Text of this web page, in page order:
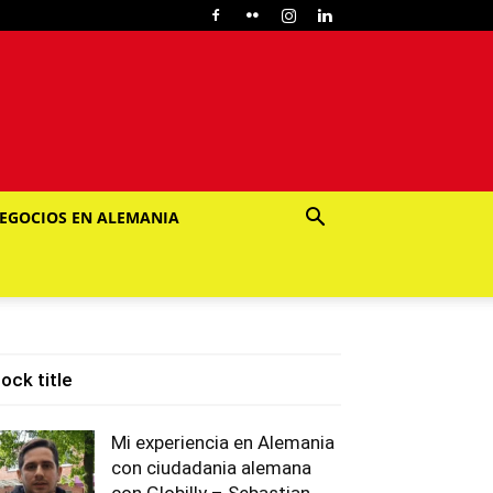
EN ALEMANIA
title
Mi experiencia en Alemania
con ciudadania alemana